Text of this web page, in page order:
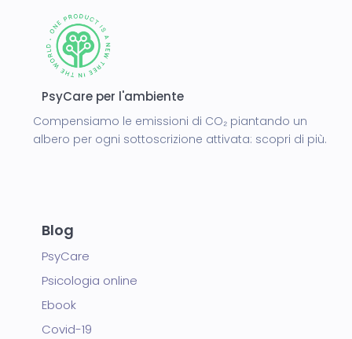
PsyCare per l'ambiente
Compensiamo le emissioni di CO₂ piantando un
albero per ogni sottoscrizione attivata: scopri di più.
Blog
PsyCare
Psicologia online
Ebook
Covid-19